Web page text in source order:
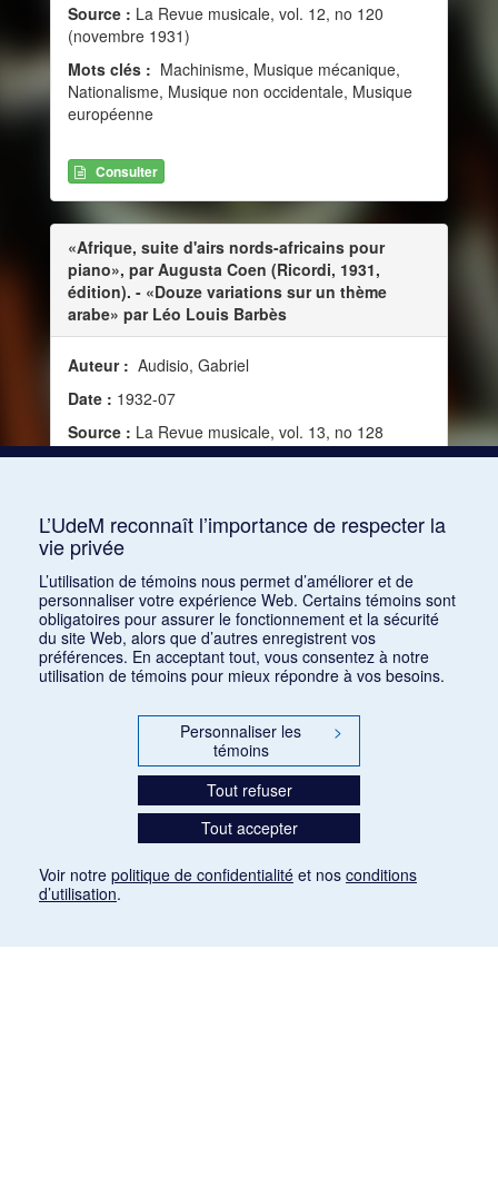
Source : La Revue musicale, vol. 12, no 120
(novembre 1931)
Mots clés : Machinisme, Musique mécanique,
Nationalisme, Musique non occidentale, Musique
européenne
Consulter
«Afrique, suite d'airs nords-africains pour
piano», par Augusta Coen (Ricordi, 1931,
édition). - «Douze variations sur un thème
arabe» par Léo Louis Barbès
Auteur : Audisio, Gabriel
Date : 1932-07
Source : La Revue musicale, vol. 13, no 128
(juillet-août 1932)
L’UdeM reconnaît l’importance de respecter la
vie privée
L’utilisation de témoins nous permet d’améliorer et de
personnaliser votre expérience Web. Certains témoins sont
obligatoires pour assurer le fonctionnement et la sécurité
du site Web, alors que d’autres enregistrent vos
préférences. En acceptant tout, vous consentez à notre
utilisation de témoins pour mieux répondre à vos besoins.
Personnaliser les
témoins
>
Tout refuser
Tout accepter
Voir notre politique de confidentialité et nos conditions
d’utilisation.